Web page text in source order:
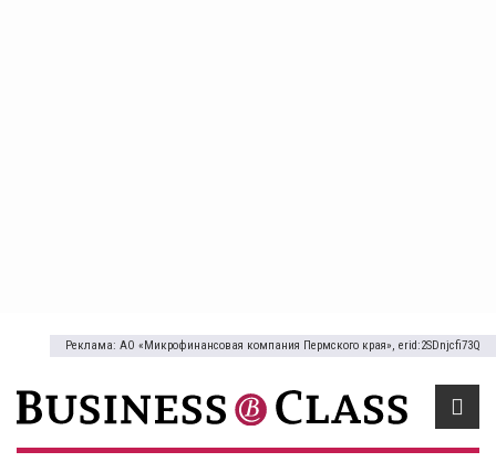
Реклама: АО «Микрофинансовая компания Пермского края», erid:2SDnjcfi73Q